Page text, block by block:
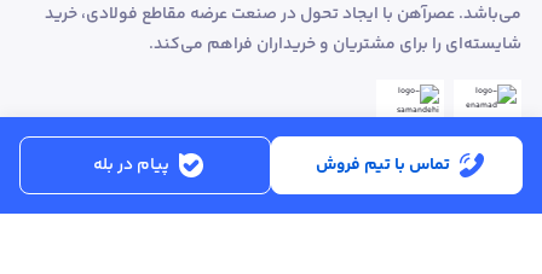
تماس با تیم فروش پیام در بله
می‌باشد. عصرآهن با ایجاد تحول در صنعت عرضه مقاطع فولادی، خرید
شایسته‌ای را برای مشتریان و خریداران فراهم می‌کند.
ساعت کاری:شنبه تا پنجشنبه از ساعت 8:30 تا 17:00